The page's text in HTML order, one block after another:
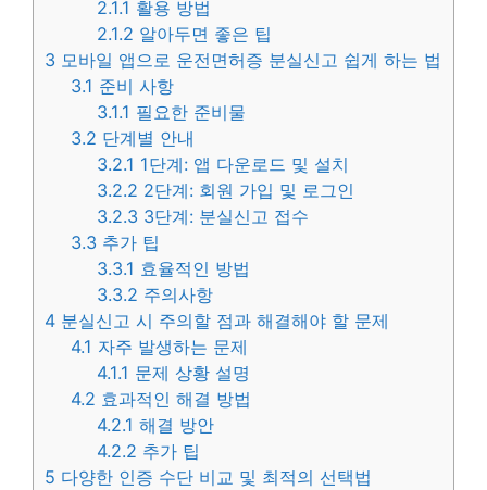
2.1.1 활용 방법
2.1.2 알아두면 좋은 팁
3 모바일 앱으로 운전면허증 분실신고 쉽게 하는 법
3.1 준비 사항
3.1.1 필요한 준비물
3.2 단계별 안내
3.2.1 1단계: 앱 다운로드 및 설치
3.2.2 2단계: 회원 가입 및 로그인
3.2.3 3단계: 분실신고 접수
3.3 추가 팁
3.3.1 효율적인 방법
3.3.2 주의사항
4 분실신고 시 주의할 점과 해결해야 할 문제
4.1 자주 발생하는 문제
4.1.1 문제 상황 설명
4.2 효과적인 해결 방법
4.2.1 해결 방안
4.2.2 추가 팁
5 다양한 인증 수단 비교 및 최적의 선택법